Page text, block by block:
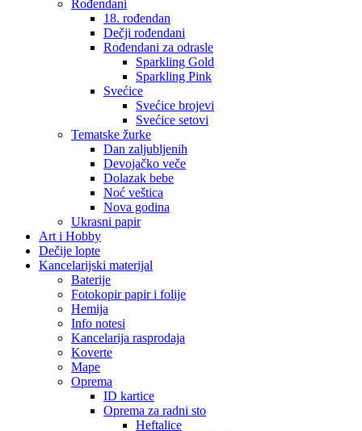
Rođendani
18. rođendan
Dečji rođendani
Rođendani za odrasle
Sparkling Gold
Sparkling Pink
Svećice
Svećice brojevi
Svećice setovi
Tematske žurke
Dan zaljubljenih
Devojačko veče
Dolazak bebe
Noć veštica
Nova godina
Ukrasni papir
Art i Hobby
Dečije lopte
Kancelarijski materijal
Baterije
Fotokopir papir i folije
Hemija
Info notesi
Kancelarija rasprodaja
Koverte
Mape
Oprema
ID kartice
Oprema za radni sto
Heftalice